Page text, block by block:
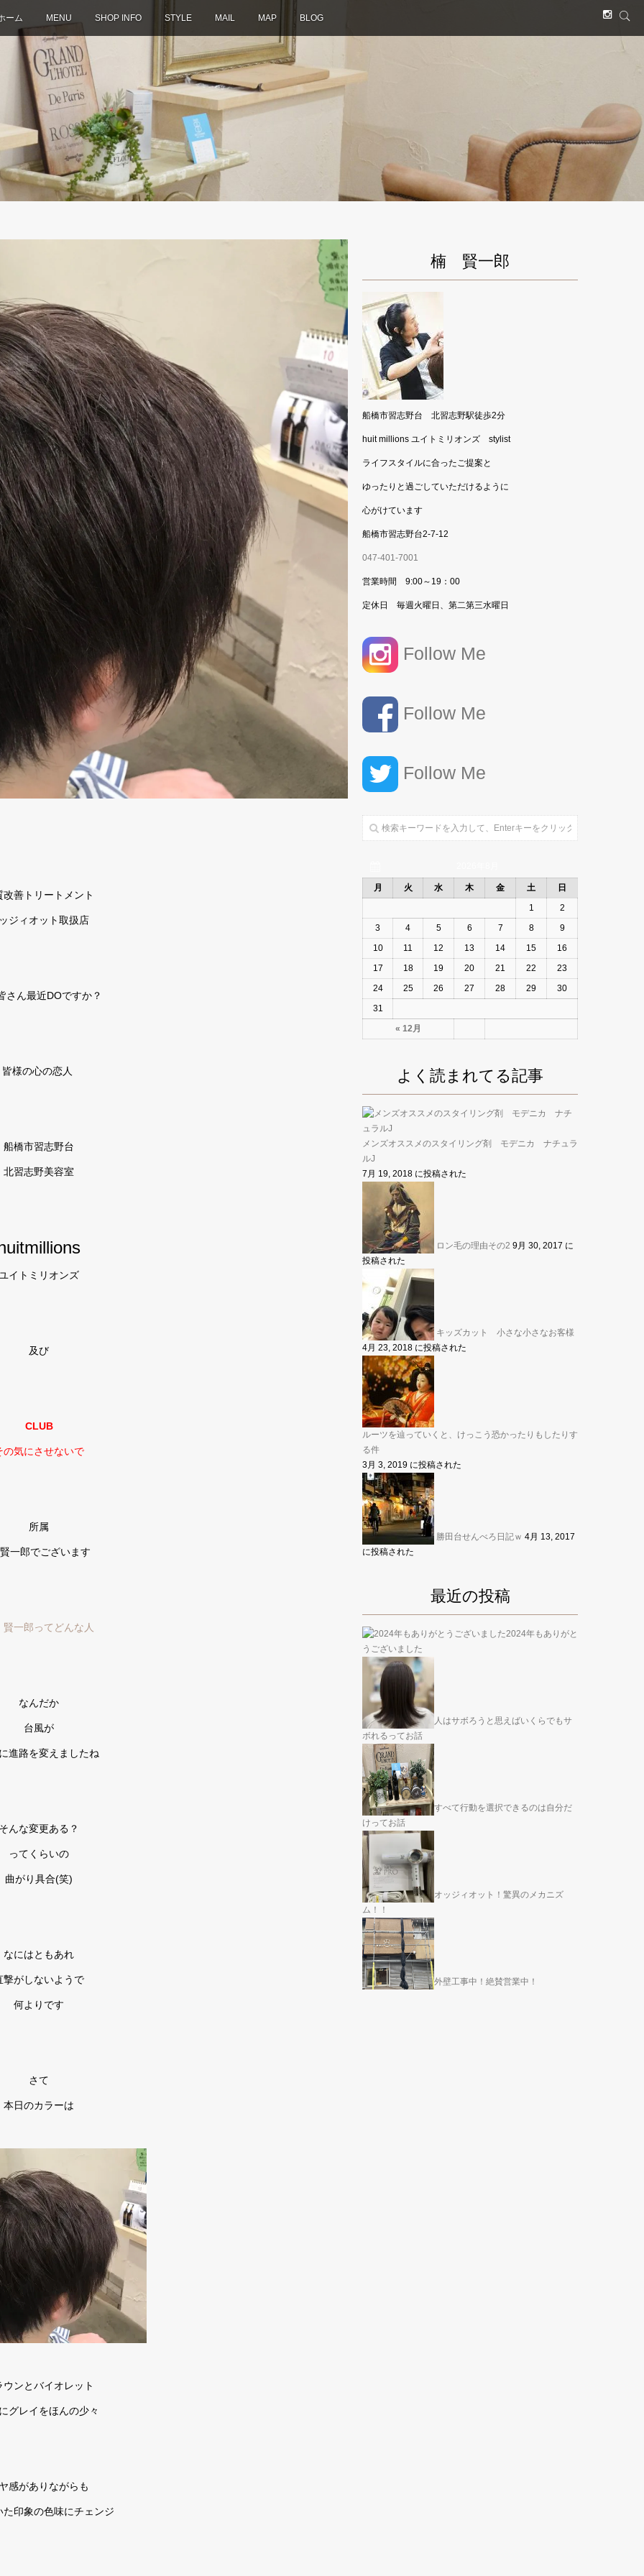
ーム MENU SHOP INFO STYLE MAIL MAP BLOG
改善トリートメント
ジィオット取扱店
さん最近DOですか？
皆様の心の恋人
船橋市習志野台
北習志野美容室
イトミリオンズ
及び
CLUB
の気にさせないで
所属
一郎でございます
一郎ってどんな人
なんだか
台風が
進路を変えましたね
んな変更ある？
ってくらいの
曲がり具合(笑)
なにはともあれ
撃がしないようで
何よりです
さて
本日のカラーは
ウンとバイオレット
グレイをほんの少々
感がありながらも
た印象の色味にチェンジ
楠 賢一郎
船橋市習志野台 北習志野駅徒歩2分
huit millions ユイトミリオンズ stylist
ライフスタイルに合ったご提案と
ゆったりと過ごしていただけるように
心がけています
船橋市習志野台2-7-12
047-401-7001
営業時間 9:00～19：00
定休日 毎週火曜日、第二第三水曜日
Follow Me
Follow Me
Follow Me
月 火 水 木 金 土 日
« 12月
1
2
3
4 5 6 7 8
9
10
11 12 13 14 15
16
17
18 19 20 21 22
23
24
25 26 27 28 29
30
31
よく読まれてる記事
メンズオススメのスタイリング剤 モデニカ ナチュラ
ルJ
7月 19, 2018 に投稿された
ロン毛の理由その2 9月 30, 2017 に
投稿された
キッズカット 小さな小さなお客様
4月 23, 2018 に投稿された
ルーツを辿っていくと、けっこう恐かったりもしたりす
る件
3月 3, 2019 に投稿された
勝田台せんべろ日記ｗ 4月 13, 2017
に投稿された
最近の投稿
2024年もありがと
うございました
人はサボろうと思えばいくらでもサ
ボれるってお話
すべて行動を選択できるのは自分だ
けってお話
オッジィオット！驚異のメカニズ
ム！！
外壁工事中！絶賛営業中！